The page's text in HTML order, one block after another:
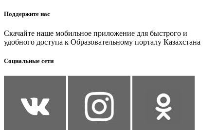
Поддержите нас
Скачайте наше мобильное приложение для быстрого и
удобного доступа к Образовательному порталу Казахстана
Социальные сети